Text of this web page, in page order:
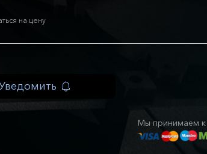
на цену
Мы принимаем к